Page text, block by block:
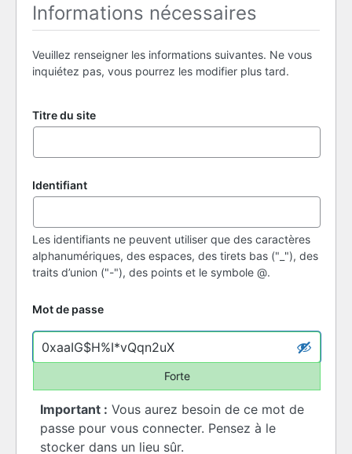
Informations nécessaires
Veuillez renseigner les informations suivantes. Ne vous
inquiétez pas, vous pourrez les modifier plus tard.
Titre du site
Identifiant
Les identifiants ne peuvent utiliser que des caractères
alphanumériques, des espaces, des tirets bas ("_"), des
traits d’union ("-"), des points et le symbole @.
Mot de passe
Forte
Important : Vous aurez besoin de ce mot de
passe pour vous connecter. Pensez à le
stocker dans un lieu sûr.